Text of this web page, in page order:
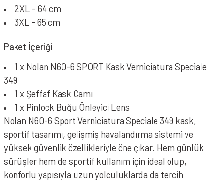
2XL - 64 cm
3XL - 65 cm
Paket İçeriği
1 x Nolan N60-6 SPORT Kask Verniciatura Speciale
349
1 x Şeffaf Kask Camı
1 x Pinlock Buğu Önleyici Lens
Nolan N60-6 Sport Verniciatura Speciale 349 kask,
sportif tasarımı, gelişmiş havalandırma sistemi ve
yüksek güvenlik özellikleriyle öne çıkar. Hem günlük
sürüşler hem de sportif kullanım için ideal olup,
konforlu yapısıyla uzun yolculuklarda da tercih